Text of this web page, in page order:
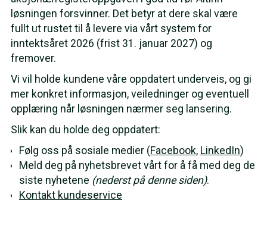
løsningen forsvinner. Det betyr at dere skal være
fullt ut rustet til å levere via vårt system for
inntektsåret 2026 (frist 31. januar 2027) og
fremover.
Vi vil holde kundene våre oppdatert underveis, og gi
mer konkret informasjon, veiledninger og eventuell
opplæring når løsningen nærmer seg lansering.
Slik kan du holde deg oppdatert:
Følg oss på sosiale medier (Facebook, LinkedIn)
Meld deg på nyhetsbrevet vårt for å få med deg de
siste nyhetene (nederst på denne siden).
Kontakt kundeservice